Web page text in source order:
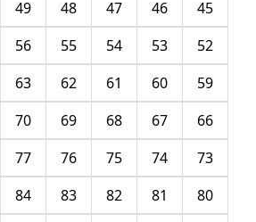
45
46
47
48
49
52
53
54
55
56
59
60
61
62
63
66
67
68
69
70
73
74
75
76
77
80
81
82
83
84